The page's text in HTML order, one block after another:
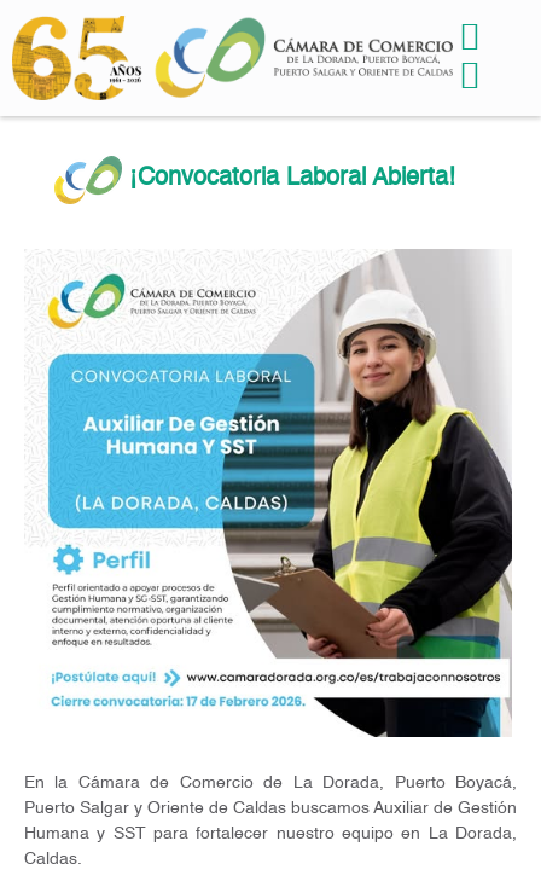
¡Convocatoria Laboral Abierta!
En la Cámara de Comercio de La Dorada, Puerto Boyacá,
Puerto Salgar y Oriente de Caldas buscamos Auxiliar de Gestión
Humana y SST para fortalecer nuestro equipo en La Dorada,
Caldas.